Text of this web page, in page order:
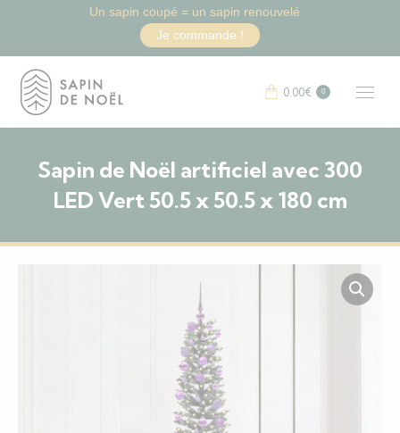
0.00€ 0
Sapin de Noël artificiel avec 300
LED Vert 50.5 x 50.5 x 180 cm
Un sapin coupé = un sapin renouvelé
Je commande !